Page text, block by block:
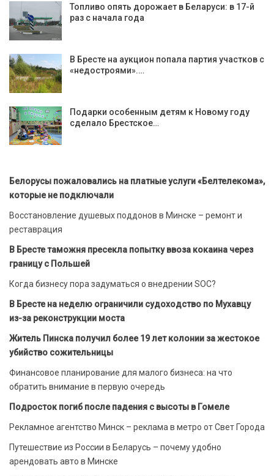
Топливо опять дорожает в Беларуси: в 17-й
раз с начала года
В Бресте на аукцион попала партия участков с
«недостроями».…
Подарки особенным детям к Новому году
сделало Брестское…
Белорусы пожаловались на платные услуги «Белтелекома»,
которые не подключали
Восстановление душевых поддонов в Минске – ремонт и
реставрация
В Бресте таможня пресекла попытку ввоза кокаина через
границу с Польшей
Когда бизнесу пора задуматься о внедрении SOC?
В Бресте на неделю ограничили судоходство по Мухавцу
из-за реконструкции моста
Житель Пинска получил более 19 лет колонии за жестокое
убийство сожительницы
Финансовое планирование для малого бизнеса: на что
обратить внимание в первую очередь
Подросток погиб после падения с высоты в Гомеле
Рекламное агентство Минск – реклама в метро от Свет Города
Путешествие из России в Беларусь – почему удобно
арендовать авто в Минске